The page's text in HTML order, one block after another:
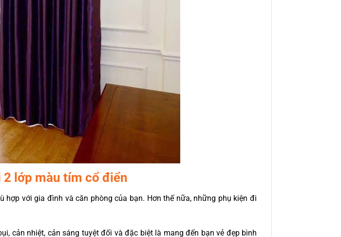
2 lớp màu tím cổ điển
với gia đình và căn phòng của bạn. Hơn thế nữa, những phụ kiện đi
cản nhiệt, cản sáng tuyệt đối và đặc biệt là mang đến bạn vẻ đẹp bình